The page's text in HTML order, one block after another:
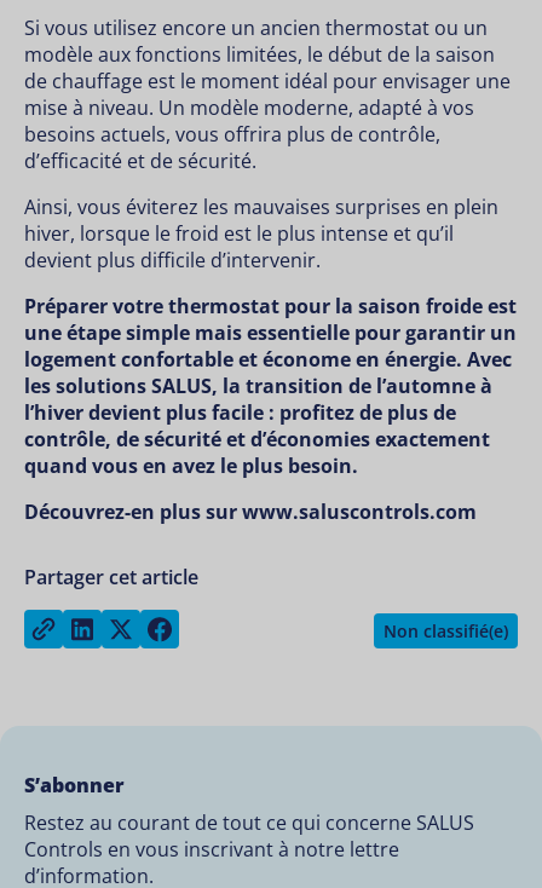
Si vous utilisez encore un ancien thermostat ou un
modèle aux fonctions limitées, le début de la saison
de chauffage est le moment idéal pour envisager une
mise à niveau. Un modèle moderne, adapté à vos
besoins actuels, vous offrira plus de contrôle,
d’efficacité et de sécurité.
Ainsi, vous éviterez les mauvaises surprises en plein
hiver, lorsque le froid est le plus intense et qu’il
devient plus difficile d’intervenir.
Préparer votre thermostat pour la saison froide est
une étape simple mais essentielle pour garantir un
logement confortable et économe en énergie. Avec
les solutions SALUS, la transition de l’automne à
l’hiver devient plus facile : profitez de plus de
contrôle, de sécurité et d’économies exactement
quand vous en avez le plus besoin.
Découvrez-en plus surwww.saluscontrols.com
Partager cet article
Copy linkShare on LinkedIn
Share on Twitter Non classifié(e)
S’abonner
Restez au courant de tout ce qui concerne SALUS
Controls en vous inscrivant à notre lettre
d’information.